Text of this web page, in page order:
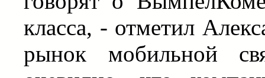
класса, - отметил
рынок мобильной